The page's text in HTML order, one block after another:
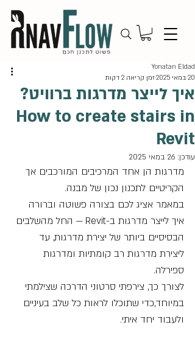
איך לייצר מדרגות ברוויט?
How to create stairs in
Revit
Yonatan Eldad
20 במאי 2025
זמן קריאה 2 דקות
עודכן: 26 במאי 2025
מדרגות הן אחד המרכיבים המורכבים אך
הקריטיים לתכנון נכון של מבנה.
במאמר אציג לכם בצורה פשוטה וברורה
איך לייצר מדרגות ב-Revit — החל מהשלבים
הבסיסיים ביותר של יצירת מדרגות, עד
ליצירת מדרגות רב קומתיות ומדרגות
ספירלה.
לצורך כך, צירפתי סרטוני הדרכה שצילמתי
במיוחד,כדי שתוכלו לראות כל שלב בעיניים
ולעבוד יחד איתי.